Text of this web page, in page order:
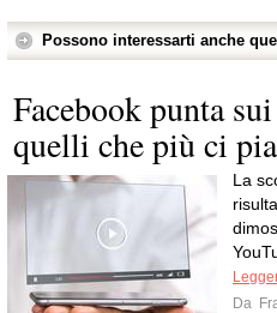
Possono interessarti anche
Facebook punta
quelli che più ci
La
Da